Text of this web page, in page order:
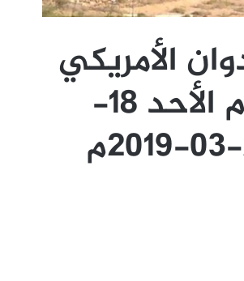
الأمريكي
السعودي والمنافقين ليوم الأحد 18-